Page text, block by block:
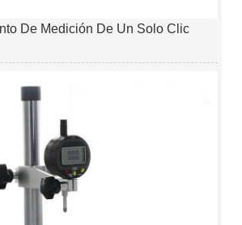
De Medición De Un Solo Clic